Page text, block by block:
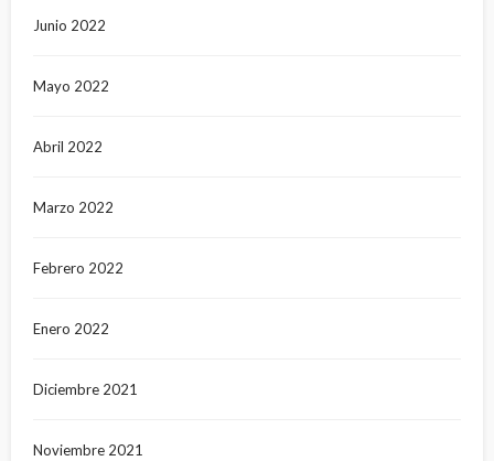
Junio 2022
Mayo 2022
Abril 2022
Marzo 2022
Febrero 2022
Enero 2022
Diciembre 2021
Noviembre 2021